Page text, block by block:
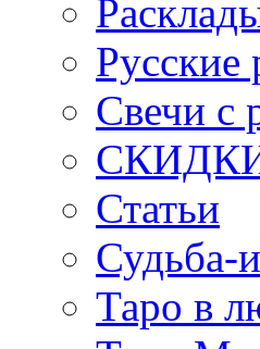
Русские
Свечи с
Статьи
Судьба-
Таро в